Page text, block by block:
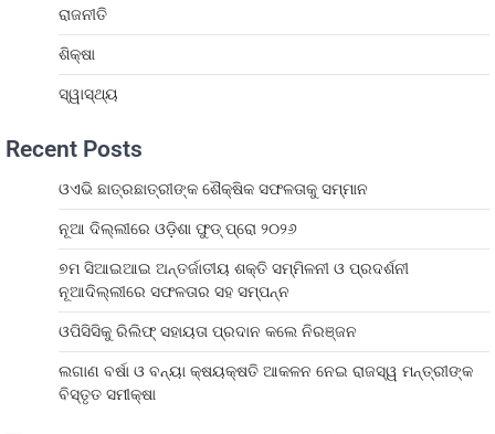
ରାଜନୀତି
ଶିକ୍ଷା
ସ୍ୱାସ୍ଥ୍ୟ
Recent Posts
ଓଏଭି ଛାତ୍ରଛାତ୍ରୀଙ୍କ ଶୈକ୍ଷିକ ସଫଳତାକୁ ସମ୍ମାନ
ନୂଆ ଦିଲ୍ଲୀରେ ଓଡ଼ିଶା ଫୁଡ୍ ପ୍ରୋ ୨୦୨୬
୭ମ ସିଆଇଆଇ ଅନ୍ତର୍ଜାତୀୟ ଶକ୍ତି ସମ୍ମିଳନୀ ଓ ପ୍ରଦର୍ଶନୀ
ନୂଆଦିଲ୍ଲୀରେ ସଫଳତାର ସହ ସମ୍ପନ୍ନ
ଓପିସିସିକୁ ରିଲିଫ୍ ସହାୟତା ପ୍ରଦାନ କଲେ ନିରଞ୍ଜନ
ଲଗାଣ ବର୍ଷା ଓ ବନ୍ୟା କ୍ଷୟକ୍ଷତି ଆକଳନ ନେଇ ରାଜସ୍ୱ ମନ୍ତ୍ରୀଙ୍କ
ବିସ୍ତୃତ ସମୀକ୍ଷା